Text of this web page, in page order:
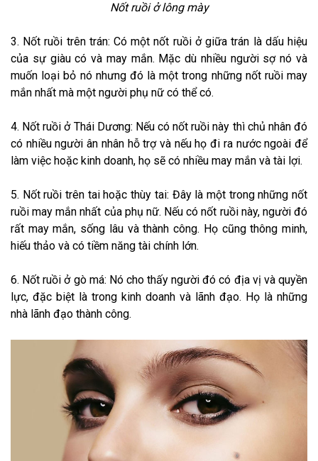
Nốt ruồi ở lông mày
3. Nốt ruồi trên trán: Có một nốt ruồi ở giữa trán là dấu hiệu
của sự giàu có và may mắn. Mặc dù nhiều người sợ nó và
muốn loại bỏ nó nhưng đó là một trong những nốt ruồi may
mắn nhất mà một người phụ nữ có thể có.
4. Nốt ruồi ở Thái Dương: Nếu có nốt ruồi này thì chủ nhân đó
có nhiều người ân nhân hỗ trợ và nếu họ đi ra nước ngoài để
làm việc hoặc kinh doanh, họ sẽ có nhiều may mắn và tài lợi.
5. Nốt ruồi trên tai hoặc thùy tai: Đây là một trong những nốt
ruồi may mắn nhất của phụ nữ. Nếu có nốt ruồi này, người đó
rất may mắn, sống lâu và thành công. Họ cũng thông minh,
hiếu thảo và có tiềm năng tài chính lớn.
6. Nốt ruồi ở gò má: Nó cho thấy người đó có địa vị và quyền
lực, đặc biệt là trong kinh doanh và lãnh đạo. Họ là những
nhà lãnh đạo thành công.